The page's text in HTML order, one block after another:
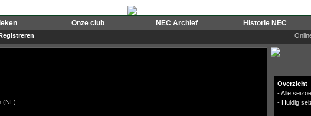
Onze club NEC Archief Historie NEC
(NL)
Overzicht
-Alle
- Huidig